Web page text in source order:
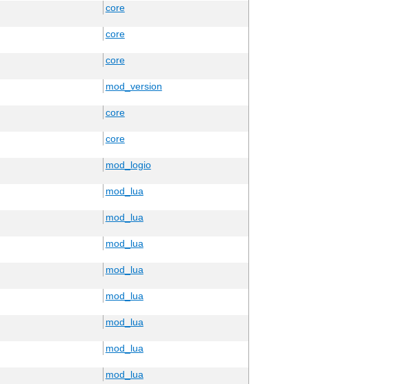
core
core
core
mod_version
core
core
mod_logio
mod_lua
mod_lua
mod_lua
mod_lua
mod_lua
mod_lua
mod_lua
mod_lua